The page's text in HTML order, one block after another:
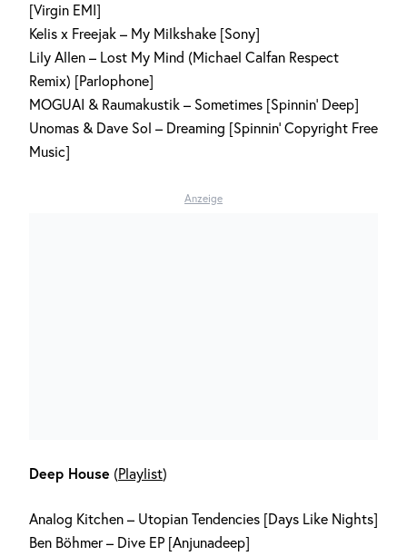
[Virgin EMI]
Kelis x Freejak – My Milkshake [Sony]
Lily Allen – Lost My Mind (Michael Calfan Respect
Remix) [Parlophone]
MOGUAI & Raumakustik – Sometimes [Spinnin‘ Deep]
Unomas & Dave Sol – Dreaming [Spinnin‘ Copyright Free
Music]
Anzeige
Deep House (Playlist)
Analog Kitchen – Utopian Tendencies [Days Like Nights]
Ben Böhmer – Dive EP [Anjunadeep]